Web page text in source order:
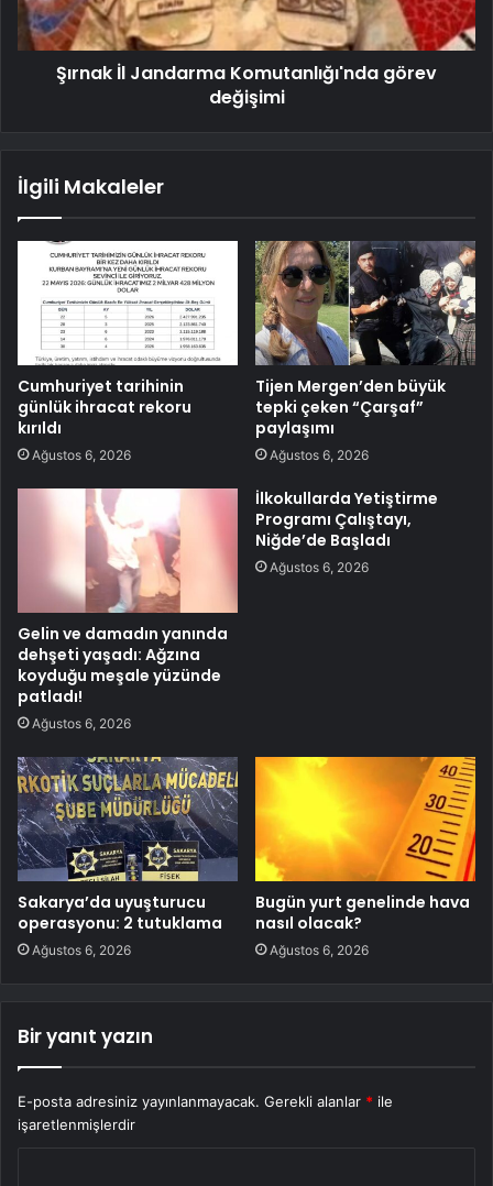
Şırnak İl Jandarma Komutanlığı'nda görev
değişimi
İlgili Makaleler
Cumhuriyet tarihinin
günlük ihracat rekoru
kırıldı
Ağustos 6, 2026
Tijen Mergen’den büyük
tepki çeken “Çarşaf”
paylaşımı
Ağustos 6, 2026
Gelin ve damadın yanında
dehşeti yaşadı: Ağzına
koyduğu meşale yüzünde
patladı!
Ağustos 6, 2026
İlkokullarda Yetiştirme
Programı Çalıştayı,
Niğde’de Başladı
Ağustos 6, 2026
Sakarya’da uyuşturucu
operasyonu: 2 tutuklama
Ağustos 6, 2026
Bugün yurt genelinde hava
nasıl olacak?
Ağustos 6, 2026
Bir yanıt yazın
E-posta adresiniz yayınlanmayacak. Gerekli alanlar * ile
işaretlenmişlerdir